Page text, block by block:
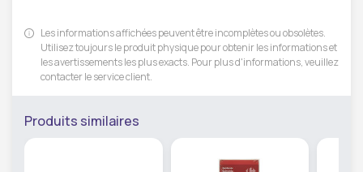
Les informations affichées peuvent être incomplètes ou obsolètes.
Utilisez toujours le produit physique pour obtenir les informations et
les avertissements les plus exacts. Pour plus d'informations, veuillez
contacter le service client.
Produits similaires